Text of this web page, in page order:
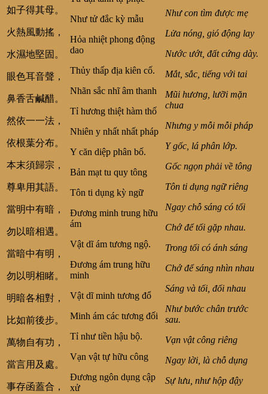
如子得其母。
火熱風動搖，
水濕地堅固。
眼色耳音聲，
鼻香舌鹹醋。
然依一一法，
依根葉分布。
本末須歸宗，
尊卑用其語。
當明中有暗，
勿以暗相遇。
當暗中有明，
勿以明相睹。
明暗各相對，
比如前後步。
萬物自有功，
當言用及處。
事存函蓋合，
Như tử đắc kỳ mẫu
Hỏa nhiệt phong động
dao
Thủy thấp địa kiên cố.
Nhãn sắc nhĩ âm thanh
Tỉ hương thiệt hàm thố
Nhiên y nhất nhất pháp
Y căn diệp phân bố.
Bản mạt tu quy tông
Tôn ti dụng kỳ ngữ
Đương minh trung hữu
ám
Vật dĩ ám tương ngộ.
Đương ám trung hữu
minh
Vật dĩ minh tương đổ
Minh ám các tương đối
Tỉ như tiền hậu bộ.
Vạn vật tự hữu công
Đương ngôn dụng cập
xử
Như con tìm được mẹ
Lửa nóng, gió động lay
Nước ướt, đất cứng dày.
Mắt, sắc, tiếng với tai
Mũi hương, lưỡi mặn
chua
Nhưng y mỗi mỗi pháp
Y gốc, lá phân lớp.
Gốc ngọn phải về tông
Tôn ti dụng ngữ riêng
Ngay chỗ sáng có tối
Chớ để tối gặp nhau.
Trong tối có ánh sáng
Chớ để sáng nhìn nhau
Sáng và tối, đối nhau
Như bước chân trước
sau.
Vạn vật công riêng
Ngay lời, là chỗ dụng
Sự lưu, như hộp đậy